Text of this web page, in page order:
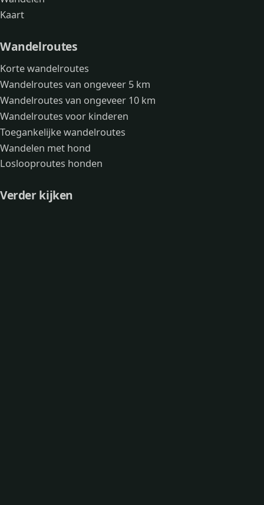
Kaart
Wandelroutes
Korte wandelroutes
Wandelroutes van ongeveer 5 km
Wandelroutes van ongeveer 10 km
Wandelroutes voor kinderen
Toegankelijke wandelroutes
Wandelen met hond
Loslooproutes honden
Verder kijken